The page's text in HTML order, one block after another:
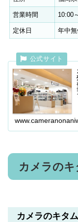
営業時間 10:00
定休日 年中無
カメラのキ
カメラのキタ